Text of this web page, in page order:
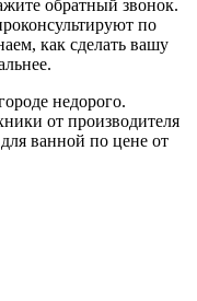
обратный звонок.
по
как сделать вашу
недорого.
от производителя
ванной по цене от